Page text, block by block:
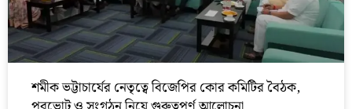
শমীক ভট্টাচার্যের নেতৃত্বে বিজেপির কোর কমিটির বৈঠক,